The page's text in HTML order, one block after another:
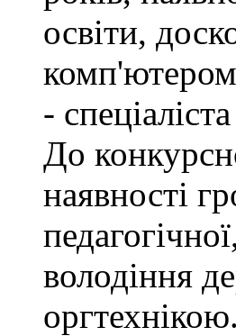
освіти,
-
До
наявності
володіння
оргтехнікою.